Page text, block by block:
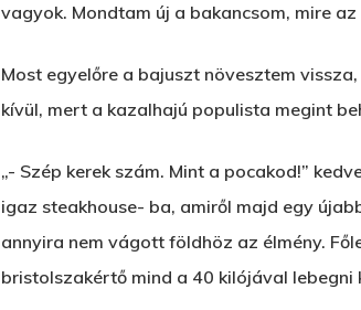
vagyok. Mondtam új a bakancsom, mire
Most egyelőre a bajuszt növesztem
kívül, mert a kazalhajú populista megint
„- Szép kerek szám. Mint a pocakod!”
igaz steakhouse- ba, amiről majd egy
annyira nem vágott földhöz az élmény.
bristolszakértő mind a 40 kilójával lebegni